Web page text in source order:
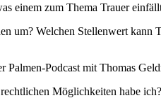
einem zum Thema Trauer
um? Welchen Stellenwert
Palmen-Podcast mit Thomas
Möglichkeiten habe